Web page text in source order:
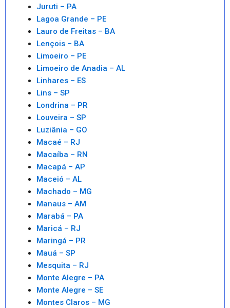
Juruti – PA
Lagoa Grande – PE
Lauro de Freitas – BA
Lençois – BA
Limoeiro – PE
Limoeiro de Anadia – AL
Linhares – ES
Lins – SP
Londrina – PR
Louveira – SP
Luziânia – GO
Macaé – RJ
Macaíba – RN
Macapá – AP
Maceió – AL
Machado – MG
Manaus – AM
Marabá – PA
Maricá – RJ
Maringá – PR
Mauá – SP
Mesquita – RJ
Monte Alegre – PA
Monte Alegre – SE
Montes Claros – MG